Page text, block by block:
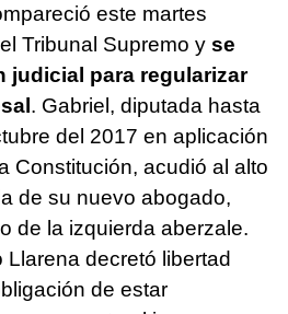
este martes
Tribunal Supremo y se
judicial para regularizar
. Gabriel, diputada hasta
del 2017 en aplicación
Constitución, acudió al alto
de su nuevo abogado,
de la izquierda aberzale.
Llarena decretó libertad
de estar